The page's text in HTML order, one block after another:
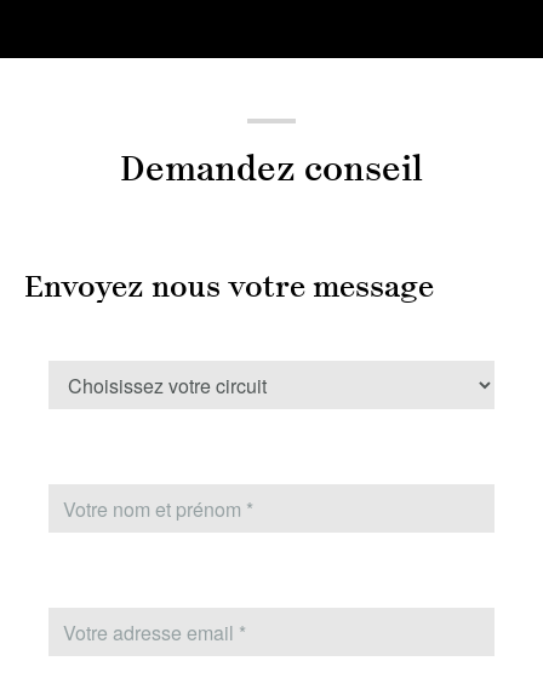
Demandez conseil
Envoyez nous votre message